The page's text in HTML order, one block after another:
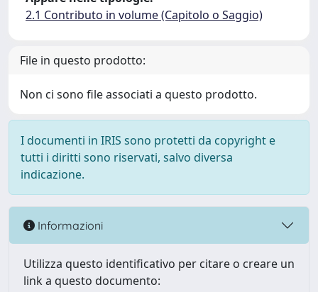
2.1 Contributo in volume (Capitolo o Saggio)
File in questo prodotto:
Non ci sono file associati a questo prodotto.
I documenti in IRIS sono protetti da copyright e
tutti i diritti sono riservati, salvo diversa
indicazione.
Informazioni
Utilizza questo identificativo per citare o creare un
link a questo documento: